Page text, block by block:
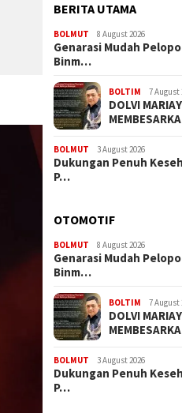
BERITA UTAMA
BOLMUT 8 August 2026
Genarasi Mudah
Binm…
BOLTIM 7 August
DOLVI
BOLMUT 3 August 2026
Dukungan Penuh
P…
OTOMOTIF
BOLMUT 8 August 2026
Genarasi Mudah
Binm…
BOLTIM 7 August
DOLVI
BOLMUT 3 August 2026
Dukungan Penuh
P…